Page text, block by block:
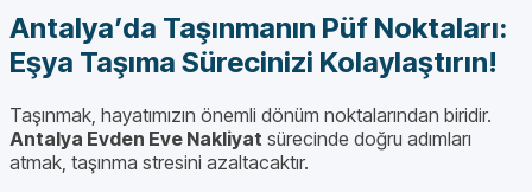
Antalya’da Taşınmanın Püf Noktaları:
Eşya Taşıma Sürecinizi Kolaylaştırın!
Taşınmak, hayatımızın önemli dönüm noktalarından biridir.
Antalya Evden Eve Nakliyat sürecinde doğru adımları
atmak, taşınma stresini azaltacaktır.